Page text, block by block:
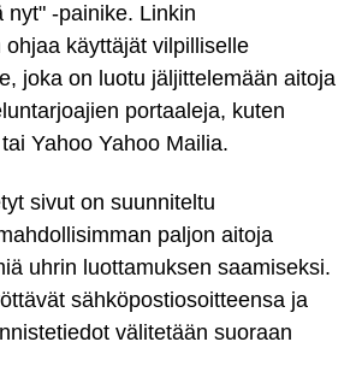
nyt" -painike. Linkin
ohjaa käyttäjät vilpilliselle
joka on luotu jäljittelemään aitoja
portaaleja, kuten
Yahoo Yahoo Mailia.
sivut on suunniteltu
paljon aitoja
uhrin luottamuksen saamiseksi.
sähköpostiosoitteensa ja
välitetään suoraan